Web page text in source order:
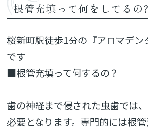
根管充填って何をしてるの?
桜新町駅徒歩1分の『アロマデン
です
■根管充填って何するの？
歯の神経まで侵された虫歯では
必要となります。専門的には根